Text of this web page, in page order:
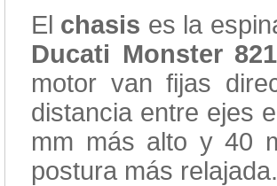
El chasis es la
Ducati Monster 821
motor van fijas
distancia entre ejes
mm más alto y 40
postura más relajada.